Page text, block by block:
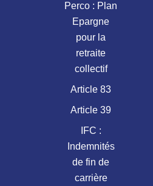
Perco : Plan
Epargne
pour la
retraite
collectif
Article 83
Article 39
IFC :
Indemnités
de fin de
carrière